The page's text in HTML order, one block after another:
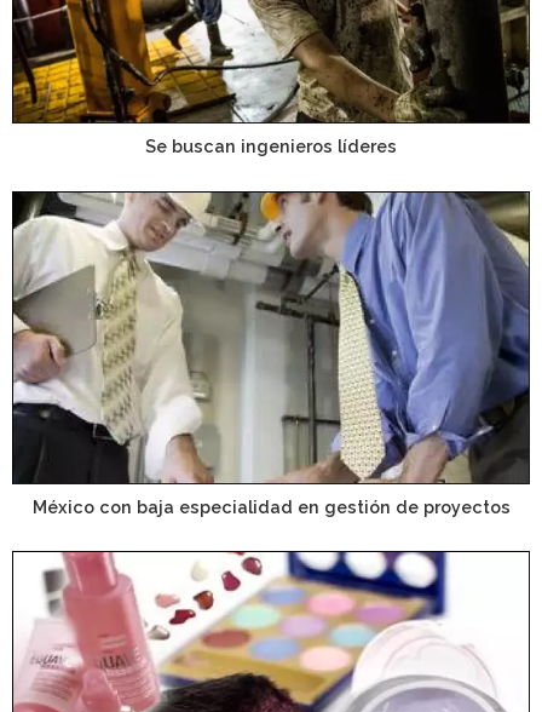
Se buscan ingenieros líderes
México con baja especialidad en gestión de proyectos